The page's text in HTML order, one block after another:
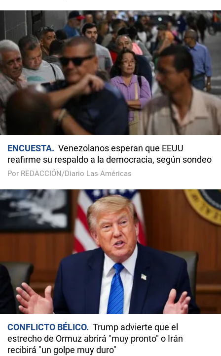
ENCUESTA
Venezolanos esperan que EEUU
reafirme su respaldo a la democracia, según sondeo
Por REDACCIÓN/Diario Las Américas
CONFLICTO BÉLICO
Trump advierte que el
estrecho de Ormuz abrirá "muy pronto" o Irán
recibirá "un golpe muy duro"